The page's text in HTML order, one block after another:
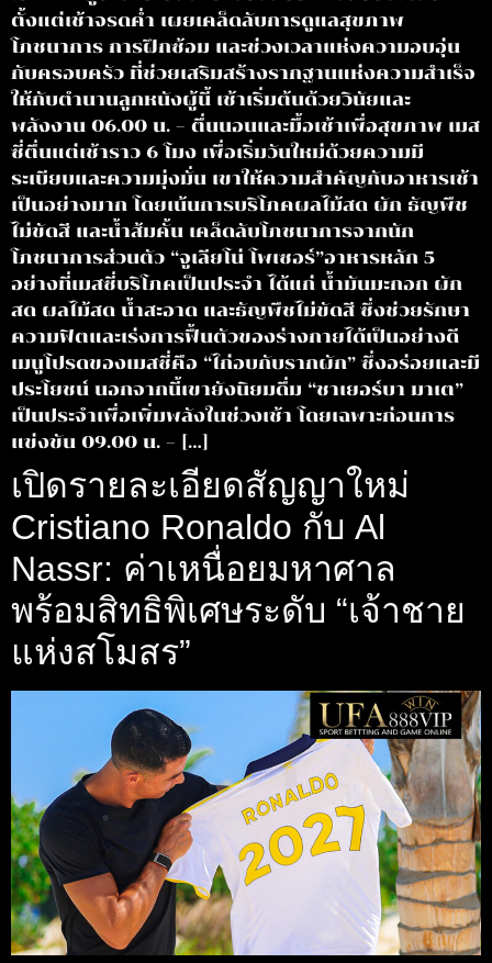
ตั้งแต่เช้าจรดค่ำ เผยเคล็ดลับการดูแลสุขภาพ
โภชนาการ การฝึกซ้อม และช่วงเวลาแห่งความอบอุ่น
กับครอบครัว ที่ช่วยเสริมสร้างรากฐานแห่งความสำเร็จ
ให้กับตำนานลูกหนังผู้นี้ เช้าเริ่มต้นด้วยวินัยและ
พลังงาน 06.00 น. – ตื่นนอนและมื้อเช้าเพื่อสุขภาพ เมส
ซี่ตื่นแต่เช้าราว 6 โมง เพื่อเริ่มวันใหม่ด้วยความมี
ระเบียบและความมุ่งมั่น เขาให้ความสำคัญกับอาหารเช้า
เป็นอย่างมาก โดยเน้นการบริโภคผลไม้สด ผัก ธัญพืช
ไม่ขัดสี และน้ำส้มคั้น เคล็ดลับโภชนาการจากนัก
โภชนาการส่วนตัว “จูเลียโน่ โพเซอร์”อาหารหลัก 5
อย่างที่เมสซี่บริโภคเป็นประจำ ได้แก่ น้ำมันมะกอก ผัก
สด ผลไม้สด น้ำสะอาด และธัญพืชไม่ขัดสี ซึ่งช่วยรักษา
ความฟิตและเร่งการฟื้นตัวของร่างกายได้เป็นอย่างดี
เมนูโปรดของเมสซี่คือ “ไก่อบกับรากผัก” ซึ่งอร่อยและมี
ประโยชน์ นอกจากนี้เขายังนิยมดื่ม “ชาเยอร์บา มาเต”
เป็นประจำเพื่อเพิ่มพลังในช่วงเช้า โดยเฉพาะก่อนการ
แข่งขัน 09.00 น. – […]
เปิดรายละเอียดสัญญาใหม่
Cristiano Ronaldo กับ Al
Nassr: ค่าเหนื่อยมหาศาล
พร้อมสิทธิพิเศษระดับ “เจ้าชาย
แห่งสโมสร”